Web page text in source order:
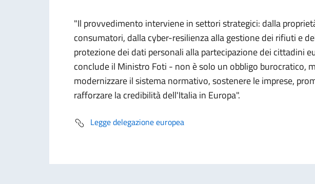
"Il provvedimento interviene in settori strategici: dalla
consumatori, dalla cyber-resilienza alla gestione dei rifiuti e
protezione dei dati personali alla partecipazione dei cittadini
conclude il Ministro Foti - non è solo un obbligo burocratico,
modernizzare il sistema normativo, sostenere le imprese,
rafforzare la credibilità dell'Italia in Europa".
Legge delegazione europea